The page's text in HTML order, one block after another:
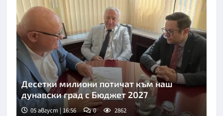
Десетки милиони потичат към наш
дунавски град с Бюджет 2027
05 август | 16:56 0 2862